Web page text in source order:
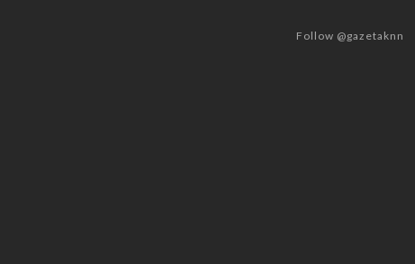
Follow @gazetaknn